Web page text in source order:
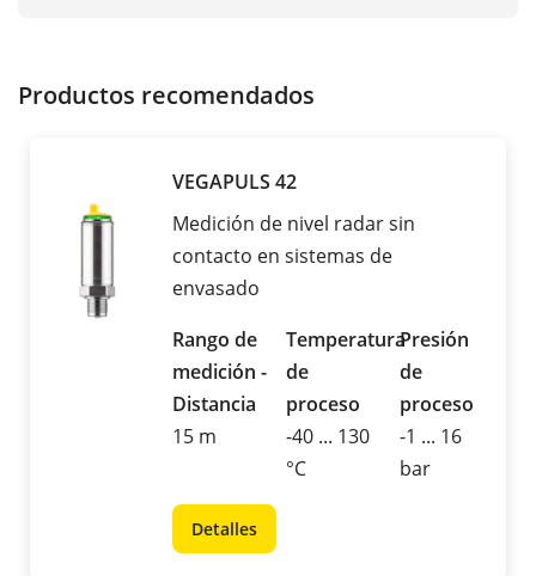
Productos recomendados
VEGAPULS 42
Medición de nivel radar sin
contacto en sistemas de
envasado
Rango de
medición -
Distancia
15 m
Temperatura
de
proceso
-40 ... 130
°C
Presión
de
proceso
-1 ... 16
bar
Detalles